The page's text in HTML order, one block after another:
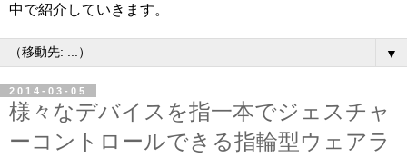
中で紹介していきます。
▼
2014-03-05
様々なデバイスを指一本でジェスチャ
ーコントロールできる指輪型ウェアラ